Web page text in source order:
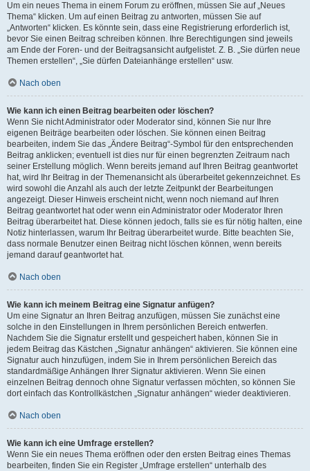
Um ein neues Thema in einem Forum zu eröffnen, müssen Sie auf „Neues
Thema“ klicken. Um auf einen Beitrag zu antworten, müssen Sie auf
„Antworten“ klicken. Es könnte sein, dass eine Registrierung erforderlich ist,
bevor Sie einen Beitrag schreiben können. Ihre Berechtigungen sind jeweils
am Ende der Foren- und der Beitragsansicht aufgelistet. Z. B. „Sie dürfen neue
Themen erstellen“, „Sie dürfen Dateianhänge erstellen“ usw.
Nach oben
Wie kann ich einen Beitrag bearbeiten oder löschen?
Wenn Sie nicht Administrator oder Moderator sind, können Sie nur Ihre
eigenen Beiträge bearbeiten oder löschen. Sie können einen Beitrag
bearbeiten, indem Sie das „Ändere Beitrag“-Symbol für den entsprechenden
Beitrag anklicken; eventuell ist dies nur für einen begrenzten Zeitraum nach
seiner Erstellung möglich. Wenn bereits jemand auf Ihren Beitrag geantwortet
hat, wird Ihr Beitrag in der Themenansicht als überarbeitet gekennzeichnet. Es
wird sowohl die Anzahl als auch der letzte Zeitpunkt der Bearbeitungen
angezeigt. Dieser Hinweis erscheint nicht, wenn noch niemand auf Ihren
Beitrag geantwortet hat oder wenn ein Administrator oder Moderator Ihren
Beitrag überarbeitet hat. Diese können jedoch, falls sie es für nötig halten, eine
Notiz hinterlassen, warum Ihr Beitrag überarbeitet wurde. Bitte beachten Sie,
dass normale Benutzer einen Beitrag nicht löschen können, wenn bereits
jemand darauf geantwortet hat.
Nach oben
Wie kann ich meinem Beitrag eine Signatur anfügen?
Um eine Signatur an Ihren Beitrag anzufügen, müssen Sie zunächst eine
solche in den Einstellungen in Ihrem persönlichen Bereich entwerfen.
Nachdem Sie die Signatur erstellt und gespeichert haben, können Sie in
jedem Beitrag das Kästchen „Signatur anhängen“ aktivieren. Sie können eine
Signatur auch hinzufügen, indem Sie in Ihrem persönlichen Bereich das
standardmäßige Anhängen Ihrer Signatur aktivieren. Wenn Sie einen
einzelnen Beitrag dennoch ohne Signatur verfassen möchten, so können Sie
dort einfach das Kontrollkästchen „Signatur anhängen“ wieder deaktivieren.
Nach oben
Wie kann ich eine Umfrage erstellen?
Wenn Sie ein neues Thema eröffnen oder den ersten Beitrag eines Themas
bearbeiten, finden Sie ein Register „Umfrage erstellen“ unterhalb des